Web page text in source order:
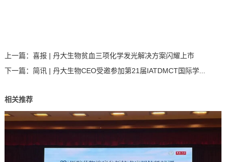
上一篇： 喜报 | 丹大生物贫血三项化学发光解决方案闪耀上市
下一篇： 简讯 | 丹大生物CEO受邀参加第21届IATDMCT国际学...
相关推荐